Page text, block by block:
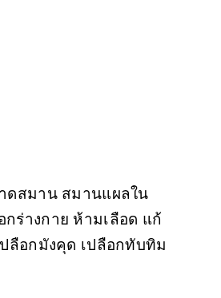
ดสมาน สมานแผลใน
กร่างกาย ห้ามเลือด แก้
ปลือกมังคุด เปลือกทับทิม